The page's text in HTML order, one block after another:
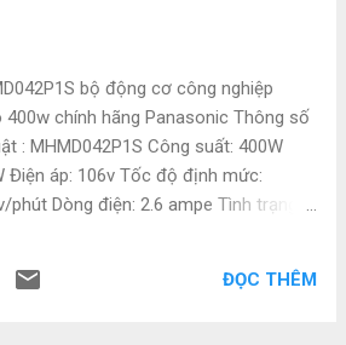
Lỗi đầu ra < ±0,1 % (so với giá
1,5 mili giây Cách ly điện 500 V (K-bus/
áp tín hiệu) Danh bạ nguồn tiêu thụ hiện
(không có tiếp điểm nguồn) Mức tiêu
tại K-bus kiểu. 75 mA Công ty
- Chuyên cung cấp các
Mitsubishi, Keyence, ...
bộ động cơ công nghiệp
400w chính hãng Panasonic Thông số
: MHMD042P1S Công suất: 400W
Điện áp: 106v Tốc độ định mức:
phút Dòng điện: 2.6 ampe Tình trạng:
trực tiếp từ đại lý nhật bản - Giá
ĐỌC THÊM